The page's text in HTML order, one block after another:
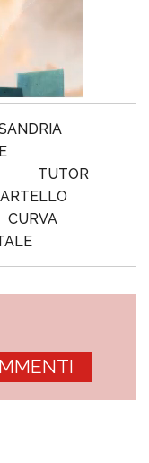
TUTOR
CURVA